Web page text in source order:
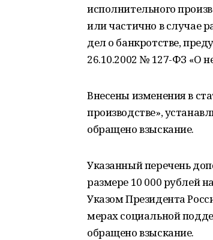
исполнительного
или частично в случае
дел о банкротстве,
26.10.2002 № 127-ФЗ «О
Внесены изменения в
производстве»,
обращено взыскание.
Указанный перечень
размере 10 000 рублей
Указом Президента
мерах социальной
обращено взыскание.